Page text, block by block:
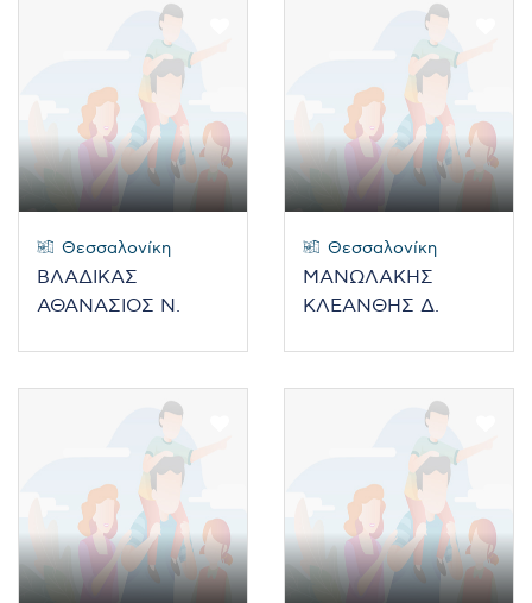
Θεσσαλονίκη
ΒΛΑΔΙΚΑΣ
ΑΘΑΝΑΣΙΟΣ Ν.
Θεσσαλονίκη
ΜΑΝΩΛΑΚΗΣ
ΚΛΕΑΝΘΗΣ Δ.